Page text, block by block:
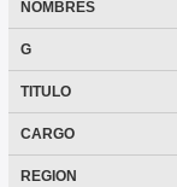
NOMBRES
G
TITULO
CARGO
REGION